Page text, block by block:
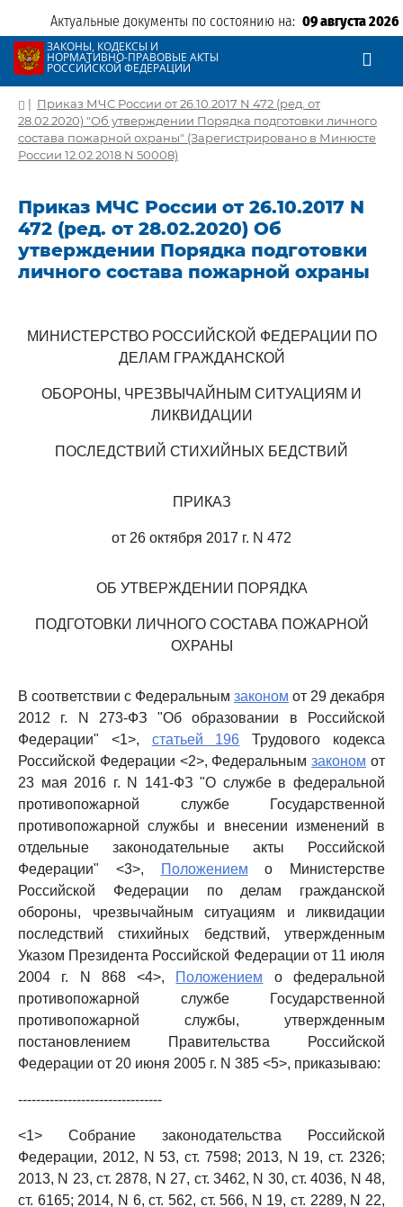
Актуальные документы по состоянию на: 09 августа 2026
ЗАКОНЫ, КОДЕКСЫ И
НОРМАТИВНО-ПРАВОВЫЕ АКТЫ
РОССИЙСКОЙ ФЕДЕРАЦИИ
| Приказ МЧС России от 26.10.2017 N 472 (ред. от
28.02.2020) "Об утверждении Порядка подготовки личного
состава пожарной охраны" (Зарегистрировано в Минюсте
России 12.02.2018 N 50008)
Приказ МЧС России от 26.10.2017 N
472 (ред. от 28.02.2020) Об
утверждении Порядка подготовки
личного состава пожарной охраны
МИНИСТЕРСТВО РОССИЙСКОЙ ФЕДЕРАЦИИ ПО
ДЕЛАМ ГРАЖДАНСКОЙ
ОБОРОНЫ, ЧРЕЗВЫЧАЙНЫМ СИТУАЦИЯМ И
ЛИКВИДАЦИИ
ПОСЛЕДСТВИЙ СТИХИЙНЫХ БЕДСТВИЙ
ПРИКАЗ
от 26 октября 2017 г. N 472
ОБ УТВЕРЖДЕНИИ ПОРЯДКА
ПОДГОТОВКИ ЛИЧНОГО СОСТАВА ПОЖАРНОЙ
ОХРАНЫ
В соответствии с Федеральным законом от 29 декабря
2012 г. N 273-ФЗ "Об образовании в Российской
Федерации" <1>, статьей 196 Трудового кодекса
Российской Федерации <2>, Федеральнымзаконом от
23 мая 2016 г. N 141-ФЗ "О службе в федеральной
противопожарной службе Государственной
противопожарной службы и внесении изменений в
отдельные законодательные акты Российской
Федерации" <3>,
Положением о Министерстве
Российской Федерации по делам гражданской
обороны, чрезвычайным ситуациям и ликвидации
последствий стихийных бедствий, утвержденным
Указом Президента Российской Федерации от 11 июля
2004 г. N 868 <4>, Положением о федеральной
противопожарной службе Государственной
противопожарной службы, утвержденным
постановлением Правительства Российской
Федерации от 20 июня 2005 г. N 385 <5>, приказываю:
--------------------------------
<1> Собрание законодательства Российской
Федерации, 2012, N 53, ст. 7598; 2013, N 19, ст. 2326;
2013, N 23, ст. 2878, N 27, ст. 3462, N 30, ст. 4036, N 48,
ст. 6165; 2014, N 6, ст. 562, ст. 566, N 19, ст. 2289, N 22,